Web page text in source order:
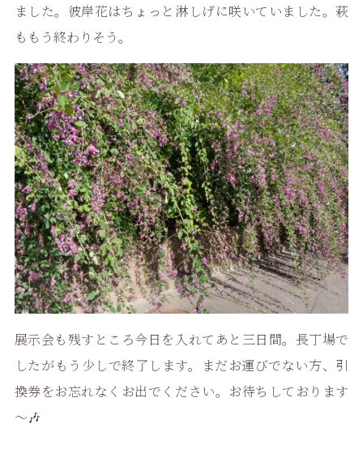
ました。彼岸花はちょっと淋しげに咲いていました。萩
ももう終わりそう。
展示会も残すところ今日を入れてあと三日間。長丁場で
したがもう少しで終了します。まだお運びでない方、引
換券をお忘れなくお出でください。お待ちしております
～🎶